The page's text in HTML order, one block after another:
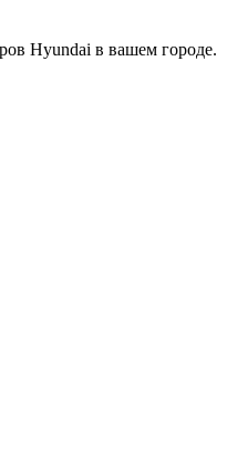
Hyundai в вашем городе.